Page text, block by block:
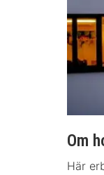
Om
Här